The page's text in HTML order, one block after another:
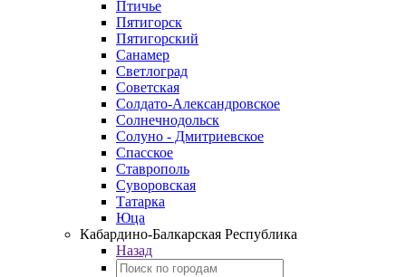
Птичье
Пятигорск
Пятигорский
Санамер
Светлоград
Советская
Солдато-Александровское
Солнечнодольск
Солуно - Дмитриевское
Спасское
Ставрополь
Суворовская
Татарка
Юца
Кабардино‑Балкарская Республика
Назад